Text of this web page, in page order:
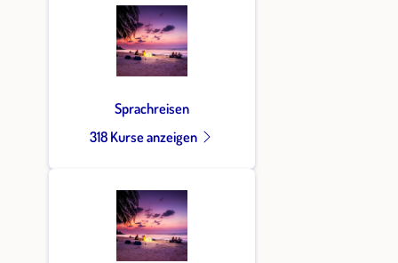
Sprachreisen
318 Kurse anzeigen